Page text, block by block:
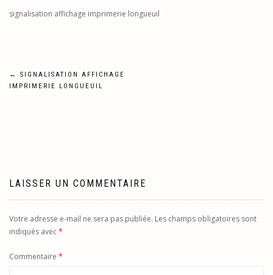
signalisation affichage imprimerie longueuil
Navigation
←
SIGNALISATION AFFICHAGE
IMPRIMERIE LONGUEUIL
LAISSER UN COMMENTAIRE
Votre adresse e-mail ne sera pas publiée. Les champs obligatoires sont
indiqués avec*
Commentaire *